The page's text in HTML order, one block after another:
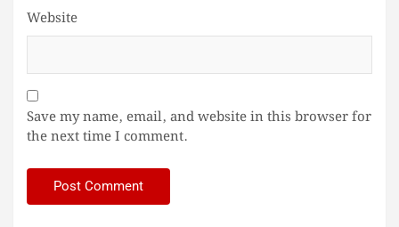
Website
Save my name, email, and website in this browser for
the next time I comment.